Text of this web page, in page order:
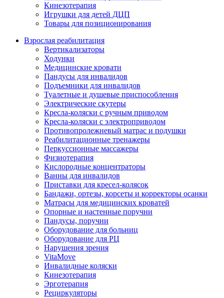
Кинезотерапия
Игрушки для детей ДЦП
Товары для позиционирования
Взрослая реабилитация
Вертикализаторы
Ходунки
Медицинские кровати
Пандусы для инвалидов
Подъемники для инвалидов
Туалетные и душевые приспособления
Электрические скутеры
Кресла-коляски с ручным приводом
Кресла-коляски с электроприводом
Противопролежневый матрас и подушки
Реабилитационные тренажеры
Перкуссионные массажеры
Физиотерапия
Кислородные концентраторы
Ванны для инвалидов
Приставки для кресел-колясок
Бандажи, ортезы, корсеты и корректоры осанки
Матрасы для медицинских кроватей
Опорные и настенные поручни
Пандусы, поручни
Оборудование для больниц
Оборудование для РЦ
Нарушения зрения
VitaMove
Инвалидные коляски
Кинезотерапия
Эрготерапия
Рециркуляторы